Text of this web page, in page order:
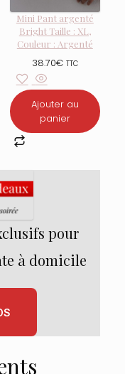
Mini Pant argenté
Bright Taille : XL,
Couleur : Argenté
38.70€ TTC
Ajouter au
panier
pour
à domicile